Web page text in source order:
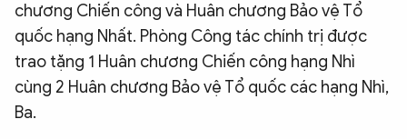
chương Chiến công và Huân chương Bảo vệ Tổ
quốc hạng Nhất. Phòng Công tác chính trị được
trao tặng 1 Huân chương Chiến công hạng Nhì
cùng 2 Huân chương Bảo vệ Tổ quốc các hạng Nhì,
Ba.